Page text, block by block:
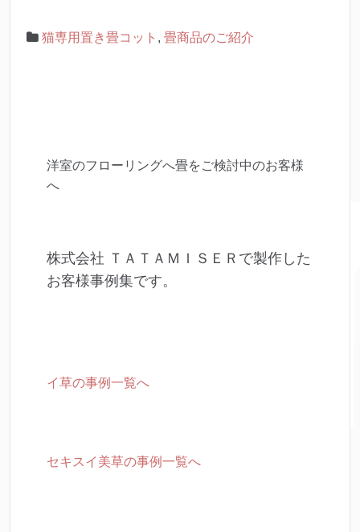
猫専用置き畳コット , 畳商品のご紹介
洋室のフローリングへ畳をご検討中のお客様
へ
株式会社 ＴＡＴＡＭＩＳＥＲで製作した
お客様事例集です。
イ草の事例一覧へ
セキスイ美草の事例一覧へ